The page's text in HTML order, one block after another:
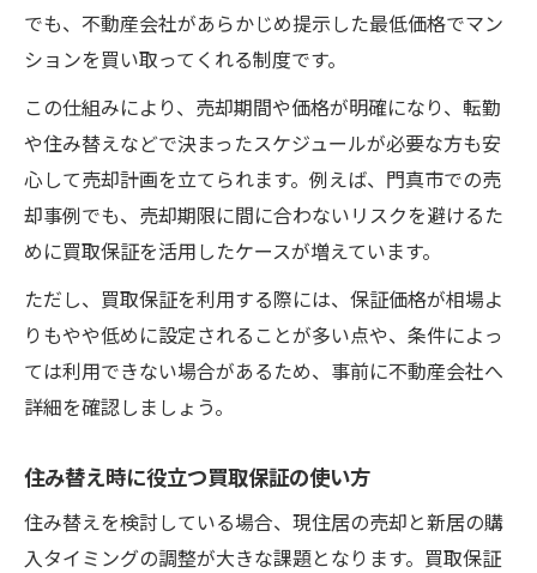
でも、不動産会社があらかじめ提示した最低価格でマン
ションを買い取ってくれる制度です。
この仕組みにより、売却期間や価格が明確になり、転勤
や住み替えなどで決まったスケジュールが必要な方も安
心して売却計画を立てられます。例えば、門真市での売
却事例でも、売却期限に間に合わないリスクを避けるた
めに買取保証を活用したケースが増えています。
ただし、買取保証を利用する際には、保証価格が相場よ
りもやや低めに設定されることが多い点や、条件によっ
ては利用できない場合があるため、事前に不動産会社へ
詳細を確認しましょう。
住み替え時に役立つ買取保証の使い方
住み替えを検討している場合、現住居の売却と新居の購
入タイミングの調整が大きな課題となります。買取保証